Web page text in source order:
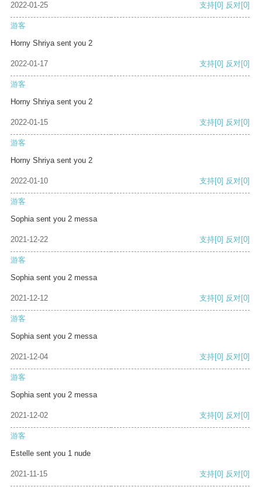
2022-01-25 支持[0] 反对[0]
游客
Horny Shriya sent you 2
2022-01-17 支持[0] 反对[0]
游客
Horny Shriya sent you 2
2022-01-15 支持[0] 反对[0]
游客
Horny Shriya sent you 2
2022-01-10 支持[0] 反对[0]
游客
Sophia sent you 2 messa
2021-12-22 支持[0] 反对[0]
游客
Sophia sent you 2 messa
2021-12-12 支持[0] 反对[0]
游客
Sophia sent you 2 messa
2021-12-04 支持[0] 反对[0]
游客
Sophia sent you 2 messa
2021-12-02 支持[0] 反对[0]
游客
Estelle sent you 1 nude
2021-11-15 支持[0] 反对[0]